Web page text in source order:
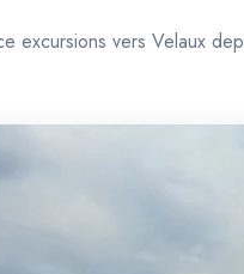
excursions vers Velaux